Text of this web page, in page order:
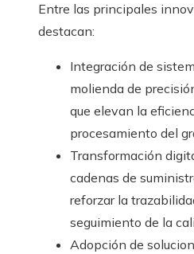
Entre las principales
destacan:
Integración de
molienda de
que elevan la
procesamiento del
Transformación
cadenas de
reforzar la
seguimiento de la
Adopción de